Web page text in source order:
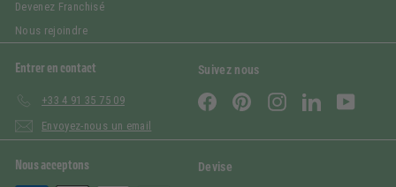
Devenez Franchisé
Nous rejoindre
Entrer en contact
+33 4 91 35 75 09
Envoyez-nous un email
Suivez nous
FacebookPinterestInstagramLinkedIn
Nous acceptons Devise